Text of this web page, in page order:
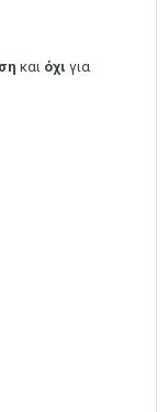
και όχι για